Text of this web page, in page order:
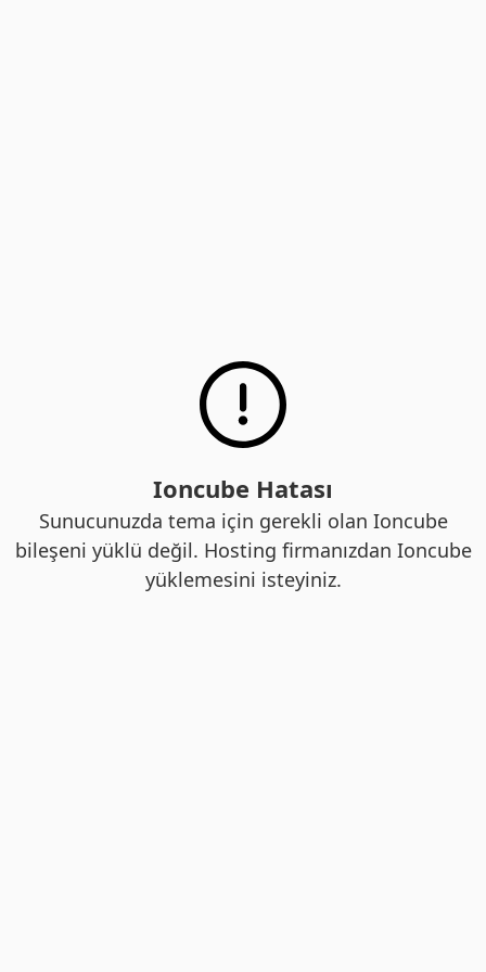
Ioncube Hatası
Sunucunuzda tema için gerekli olan Ioncube
bileşeni yüklü değil. Hosting firmanızdan Ioncube
yüklemesini isteyiniz.